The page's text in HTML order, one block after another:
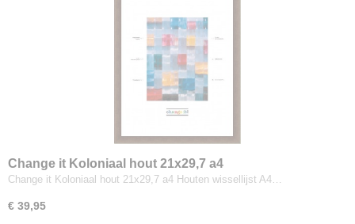
Change it Koloniaal hout 21x29,7 a4
Change it Koloniaal hout 21x29,7 a4 Houten wissellijst A4…
€ 39,95